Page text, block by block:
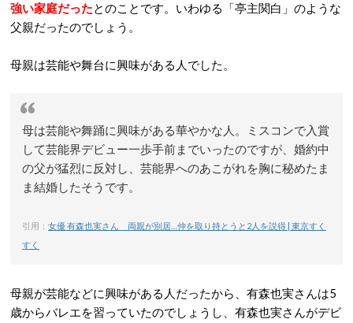
強い家庭だったとのことです。いわゆる「亭主関白」のような
父親だったのでしょう。
母親は芸能や舞台に興味がある人でした。
母は芸能や舞踊に興味がある華やかな人。ミスコンで入賞
して芸能界デビュー一歩手前までいったのですが、婚約中
の父が猛烈に反対し、芸能界へのあこがれを胸に秘めたま
ま結婚したそうです。
引用： 女優 有森也実さん 両親が別居…仲を取り持とうと2人を説得 | 東京すく
すく
母親が芸能などに興味がある人だったから、有森也実さんは5
歳からバレエを習っていたのでしょうし、有森也実さんがデビ